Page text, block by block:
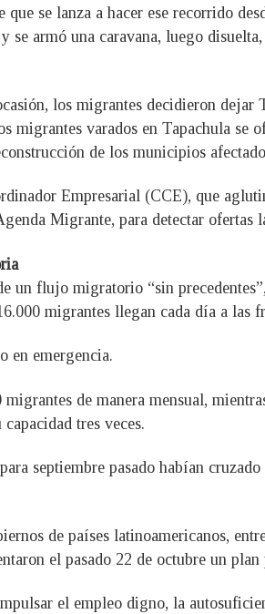
se lanza a hacer ese recorrido
se armó una caravana, luego
los migrantes decidieron dejar
migrantes varados en Tapachula se
de los municipios
Empresarial (CCE), que
Migrante, para detectar ofertas
un flujo migratorio “sin
migrantes llegan cada día a las
en emergencia.
de manera mensual,
tres veces.
septiembre pasado habían
de países latinoamericanos,
el pasado 22 de octubre un
el empleo digno, la